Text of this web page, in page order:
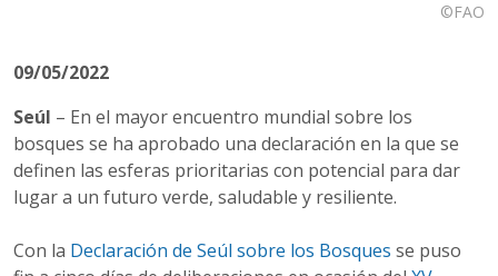
©FAO
09/05/2022
Seúl – En el mayor encuentro mundial sobre los
bosques se ha aprobado una declaración en la que se
definen las esferas prioritarias con potencial para dar
lugar a un futuro verde, saludable y resiliente.
Con la Declaración de Seúl sobre los Bosques se puso